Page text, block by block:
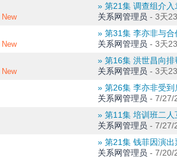
New
» 第21集 调查组介
关系网管理员 -3天
New
» 第31集 李亦非与合
关系网管理员 -3天
New
» 第16集 洪世昌向
关系网管理员 -3天
» 第26集 李亦非受到
关系网管理员 -7/27/
» 第11集 培训班二
关系网管理员 -7/27/
» 第21集 钱菲因演出
关系网管理员 -7/20/